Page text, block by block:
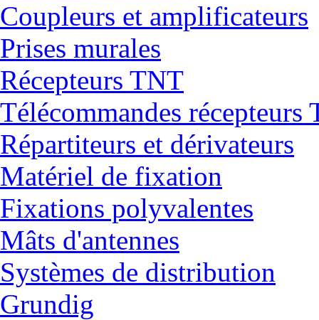
Coupleurs et amplificateurs
Prises murales
Récepteurs TNT
Télécommandes récepteurs
Répartiteurs et dérivateurs
Matériel de fixation
Fixations polyvalentes
Mâts d'antennes
Systèmes de distribution
Grundig